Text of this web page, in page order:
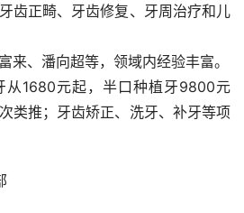
齿正畸、牙齿修复、牙周治疗和儿
来、潘向超等，领域内经验丰富。
从1680元起，半口种植牙9800元
类推；牙齿矫正、洗牙、补牙等项